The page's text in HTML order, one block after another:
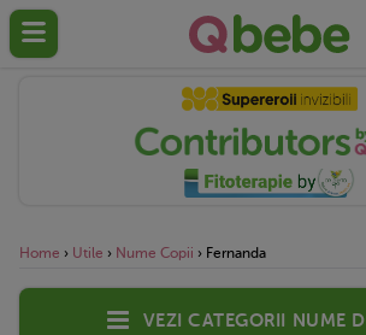
Home › Utile › Nume Copii › Fernanda
Vezi categorii nume